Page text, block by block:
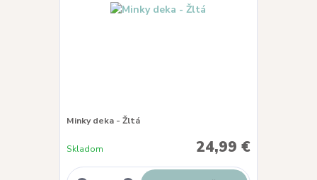
Minky deka - Žltá
24,99 €
Skladom